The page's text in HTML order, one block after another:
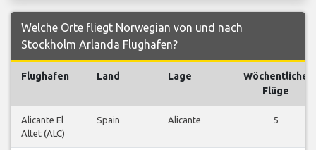
Welche Orte fliegt Norwegian von und nach
Stockholm Arlanda Flughafen?
Flughafen Land Lage
Wöchentliche
Flüge
Alicante El
Altet (ALC)
Spain Alicante 5